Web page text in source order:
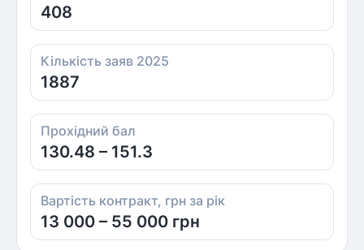
408
Кількість заяв 2025
1887
Прохідний бал
130.48 – 151.3
Вартість контракт, грн за рік
13 000 – 55 000 грн